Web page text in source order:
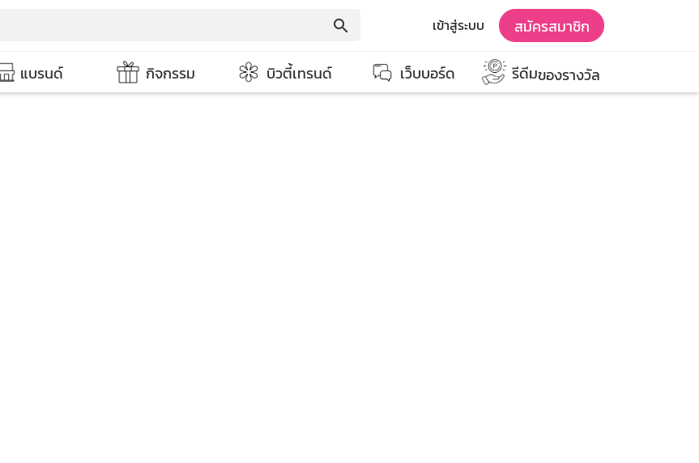
search เข้าสู่ระบบ สมัครสมาชิก
แบรนด์ กิจกรรม บิวตี้เทรนด์ เว็บบอร์ด รีดีมของรางวัล